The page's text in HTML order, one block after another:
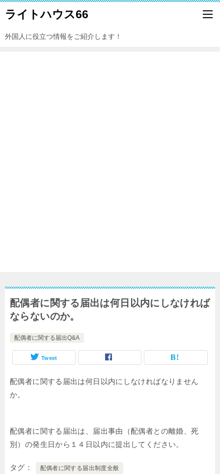
ライトハウス66
外国人に役立つ情報をご紹介します！
配偶者に関する届出は何日以内にしなければ
ならないのか。
配偶者に関する届出Q&A
Tweet
配偶者に関する届出は何日以内にしなければなりません
か。
配偶者に関する届出は、届出事由（配偶者との離婚、死
別）の発生日から１４日以内に提出してください。
タグ 配偶者に関する届出制度全般